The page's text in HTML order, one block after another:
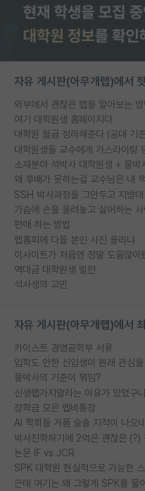
자유 게시판(아무개랩)에서
외부에서 괜찮은 랩을 알아보는
여기 대학원생 홈페이지다
대학원 월급 정리해준다 (공대 기
소재분야 석박사 대학원생 + 물박
가슴에 손을 올려놓고 싫어하는
편애 하는 방법
랩홈피에 다들 본인 사진 올리냐
이사이트가 처음엔 정말 도움많이
역대급 대학원생 빌런
석사생의 고민
자유 게시판(아무개랩)에서
카이스트 경영공학부 서류
입학도 안한 신입생이 원래 관심
물박사의 기준이 뭐임?
신생랩가지말라는 이유가 있었구
장학금 모은 랩비통장
AI 학회들 거품 슬슬 지적이 나오
논문 IF vs JCR
SPK 대학원 현실적으로 가능한
근데 여기는 왜 그렇게 SPK를 물